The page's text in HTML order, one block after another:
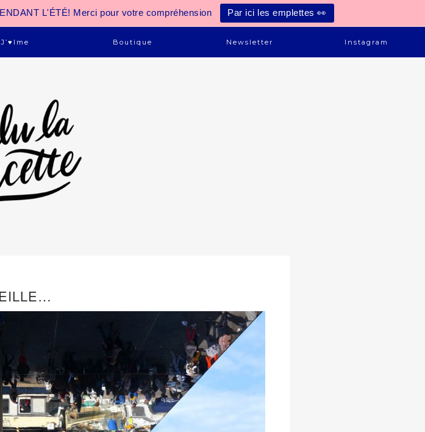
L'ÉTÉ! Merci pour votre compréhension Par ici les emplettes 👀
J’♥ime Boutique Newsletter Instagram